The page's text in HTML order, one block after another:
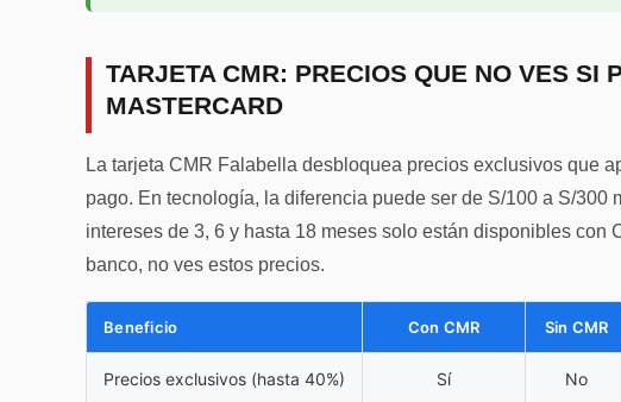
TARJETA CMR: PRECIOS QUE NO VES SI
MASTERCARD
La tarjeta CMR Falabella desbloquea precios exclusivos que
pago. En tecnología, la diferencia puede ser de S/100 a S/300
intereses de 3, 6 y hasta 18 meses solo están disponibles con
banco, no ves estos precios.
Beneficio Con CMR Sin CMR
Precios exclusivos (hasta 40%) Sí No